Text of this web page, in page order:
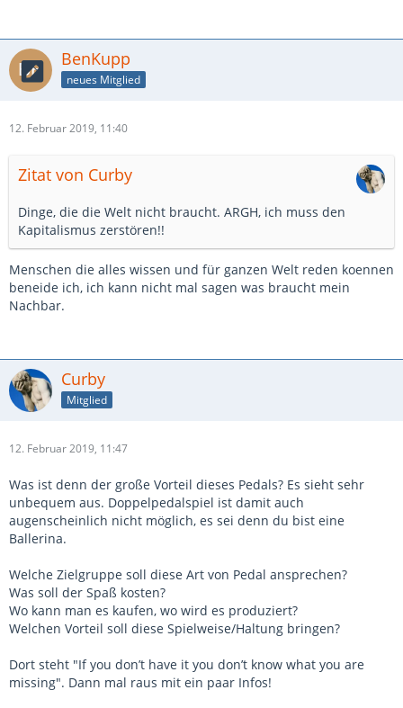
BenKupp
neues Mitglied
12. Februar 2019, 11:40
Zitat von Curby
Dinge, die die Welt nicht braucht. ARGH, ich muss den
Kapitalismus zerstören!!
Menschen die alles wissen und für ganzen Welt reden koennen
beneide ich, ich kann nicht mal sagen was braucht mein
Nachbar.
Curby
Mitglied
12. Februar 2019, 11:47
Was ist denn der große Vorteil dieses Pedals? Es sieht sehr
unbequem aus. Doppelpedalspiel ist damit auch
augenscheinlich nicht möglich, es sei denn du bist eine
Ballerina.
Welche Zielgruppe soll diese Art von Pedal ansprechen?
Was soll der Spaß kosten?
Wo kann man es kaufen, wo wird es produziert?
Welchen Vorteil soll diese Spielweise/Haltung bringen?
Dort steht "If you don’t have it you don’t know what you are
missing". Dann mal raus mit ein paar Infos!